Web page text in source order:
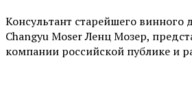
Консультант старейшего винного
Changyu Moser Ленц Мозер,
компании российской публике и